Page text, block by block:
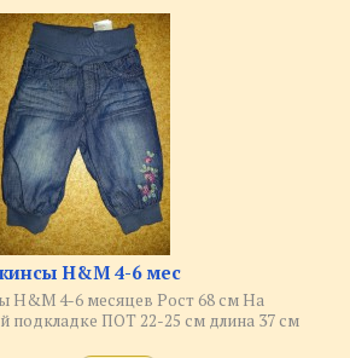
H&M 4-6 мес
H&M 4-6 месяцев Рост 68 см На
подкладке ПОТ 22-25 см длина 37 см